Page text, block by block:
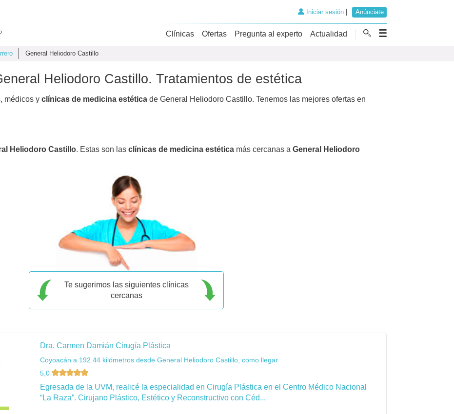
Iniciar sesión| Anúnciate
Clínicas Ofertas Pregunta al experto Actualidad
General Heliodoro Castillo
Heliodoro Castillo. Tratamientos de estética
médicos y clínicas de medicina estética de General Heliodoro Castillo. Tenemos las mejores ofertas en
Heliodoro Castillo. Estas son las clínicas de medicina estética más cercanas a General Heliodoro
Te sugerimos las siguientes clínicas
cercanas
Dra. Carmen Damián Cirugía Plástica
Coyoacán a 192.44 kilómetros desde General Heliodoro Castillo, como llegar
5,0
Egresada de la UVM, realicé la especialidad en Cirugía Plástica en el Centro Médico Nacional
“La Raza”. Cirujano Plástico, Estético y Reconstructivo con Céd...